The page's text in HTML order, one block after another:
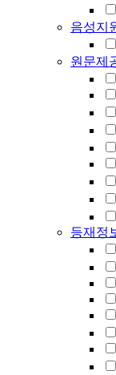
음성지
원문제
등재정